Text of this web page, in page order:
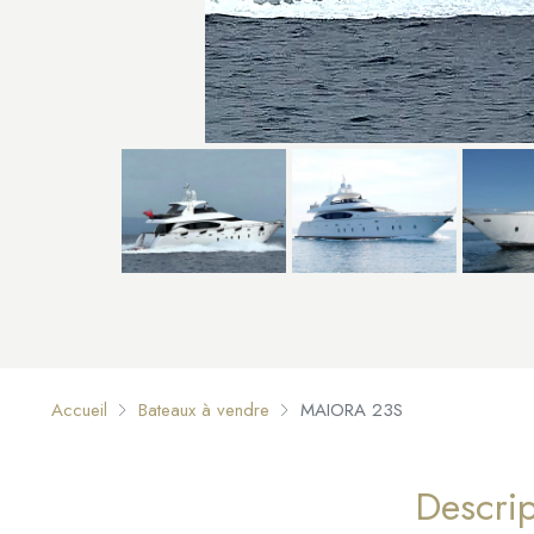
Accueil Bateaux à vendre MAIORA 23S